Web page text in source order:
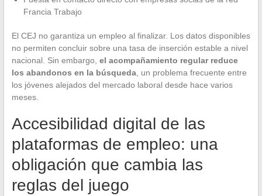
Francia Trabajo
El CEJ no garantiza un empleo al finalizar. Los datos disponibles
no permiten concluir sobre una tasa de inserción estable a nivel
nacional. Sin embargo, el acompañamiento regular reduce
los abandonos en la búsqueda, un problema frecuente entre
los jóvenes alejados del mercado laboral desde hace varios
meses.
Accesibilidad digital de las
plataformas de empleo: una
obligación que cambia las
reglas del juego